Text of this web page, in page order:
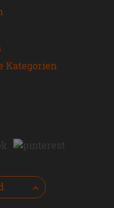
Kategorien